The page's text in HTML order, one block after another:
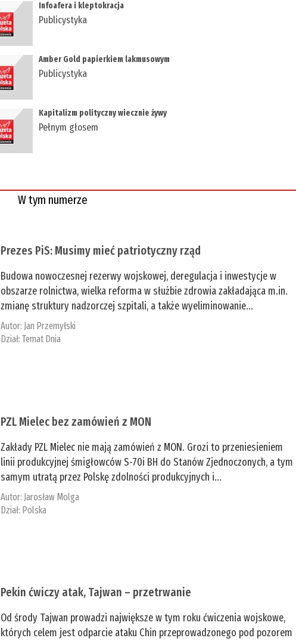
Infoafera i kleptokracja
Publicystyka
Amber Gold papierkiem lakmusowym
Publicystyka
Kapitalizm polityczny wiecznie żywy
Pełnym głosem
W tym numerze
Prezes PiS: Musimy mieć patriotyczny rząd
Budowa nowoczesnej rezerwy wojskowej, deregulacja i inwestycje w
obszarze rolnictwa, wielka reforma w służbie zdrowia zakładająca m.in.
zmianę struktury nadzorczej szpitali, a także wyeliminowanie...
Autor: Jan Przemyłski
Dział:Temat Dnia
PZL Mielec bez zamówień z MON
Zakłady PZL Mielec nie mają zamówień z MON. Grozi to przeniesieniem
linii produkcyjnej śmigłowców S-70i BH do Stanów Zjednoczonych, a tym
samym utratą przez Polskę zdolności produkcyjnych i...
Autor: Jarosław Molga
Dział: Polska
Pekin ćwiczy atak, Tajwan – przetrwanie
Od środy Tajwan prowadzi największe w tym roku ćwiczenia wojskowe,
których celem jest odparcie ataku Chin przeprowadzonego pod pozorem